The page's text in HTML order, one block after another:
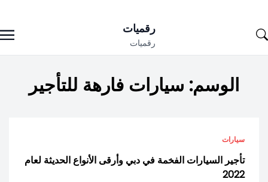
to
رقميات
رقميات
الوسم: سيارات فارهة للتأجير
سيارات
تأجير السيارات الفخمة في دبي وأرقى الأنواع الحديثة لعام
2022